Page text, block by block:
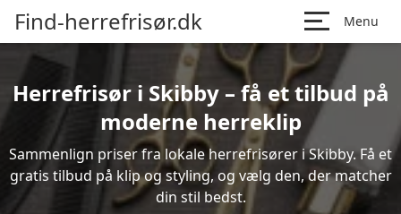
Find-herrefrisør.dk Menu
Herrefrisør i Skibby – få et tilbud på
moderne herreklip
Sammenlign priser fra lokale herrefrisører i Skibby. Få et
gratis tilbud på klip og styling, og vælg den, der matcher
din stil bedst.